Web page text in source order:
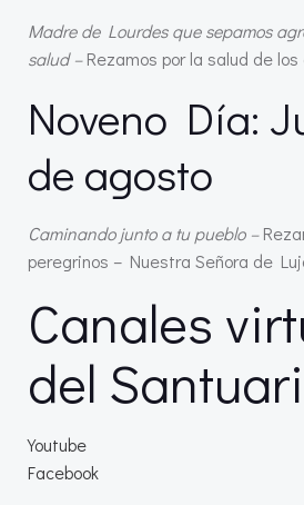
Madre de Lourdes que sepamos
salud –Rezamos por la salud de
Noveno Día:
de agosto
Caminando junto a tu pueblo –
peregrinos – Nuestra Señora de
Canales
del
Youtube
Facebook